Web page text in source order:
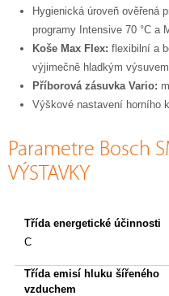
Hygienická úroveň ověřená
programy Intensive 70 °C a
Koše Max Flex: flexibilní a
výjimečně hladkým výsuvem.
Příborová zásuvka Vario:
Výškové nastavení horního
Parametre Bosch
VÝSTAVKY
Třída energetické účinnosti
C
Třída emisí hluku šířeného
vzduchem